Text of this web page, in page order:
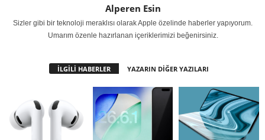
Alperen Esin
Sizler gibi bir teknoloji meraklısı olarak Apple özelinde haberler yapıyorum.
Umarım özenle hazırlanan içeriklerimizi beğenirsiniz.
İLGİLİ HABERLER YAZARIN DİĞER YAZILARI